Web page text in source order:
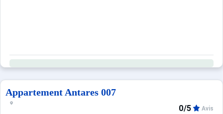
Appartement Antares 007
0/5 Avis